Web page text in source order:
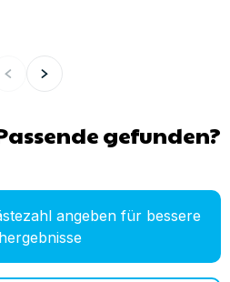
gefunden?
angeben für bessere